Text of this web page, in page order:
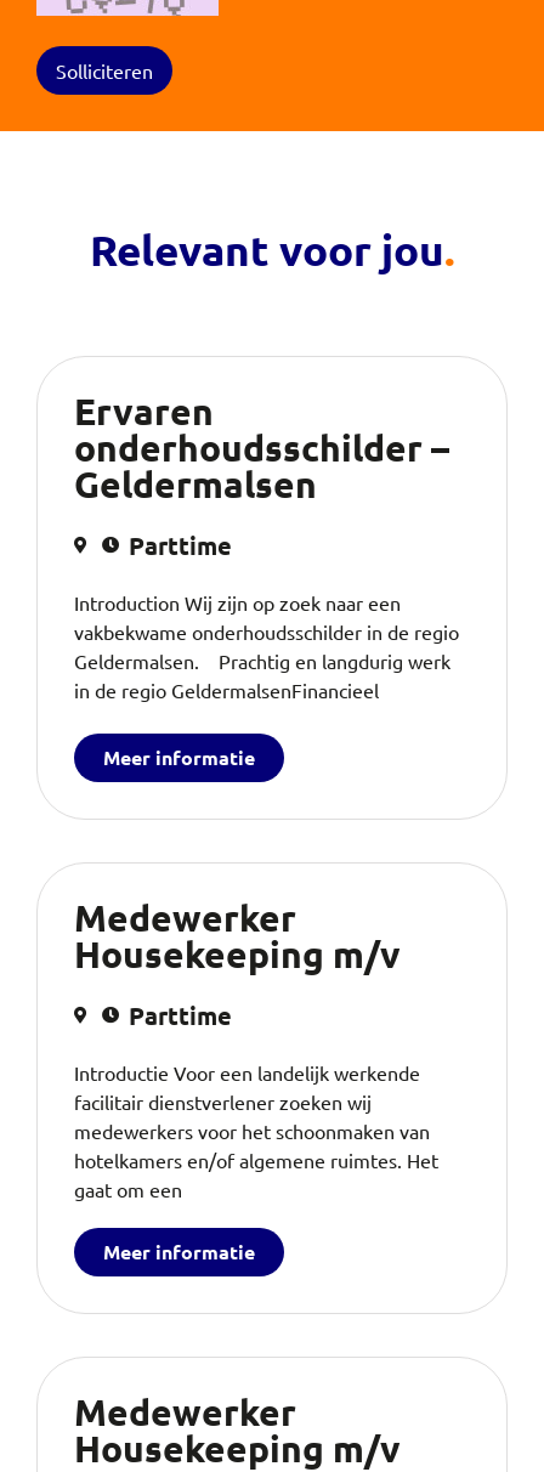
Relevant voor jou.
Ervaren
onderhoudsschilder –
Geldermalsen
Parttime
Introduction Wij zijn op zoek naar een
vakbekwame onderhoudsschilder in de regio
Geldermalsen. Prachtig en langdurig werk
in de regio GeldermalsenFinancieel
Meer informatie
Medewerker
Housekeeping m/v
Parttime
Introductie Voor een landelijk werkende
facilitair dienstverlener zoeken wij
medewerkers voor het schoonmaken van
hotelkamers en/of algemene ruimtes. Het
gaat om een
Meer informatie
Medewerker
Housekeeping m/v